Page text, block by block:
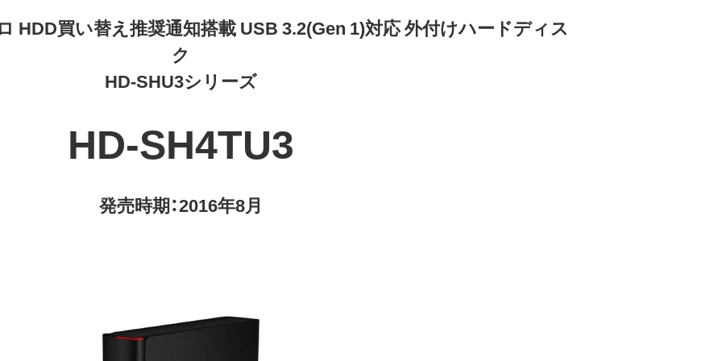
HDD買い替え推奨通知搭載 USB 3.2(Gen 1)対応 外付けハードディス
ク
HD-SHU3シリーズ
HD-SH4TU3
発売時期：2016年8月